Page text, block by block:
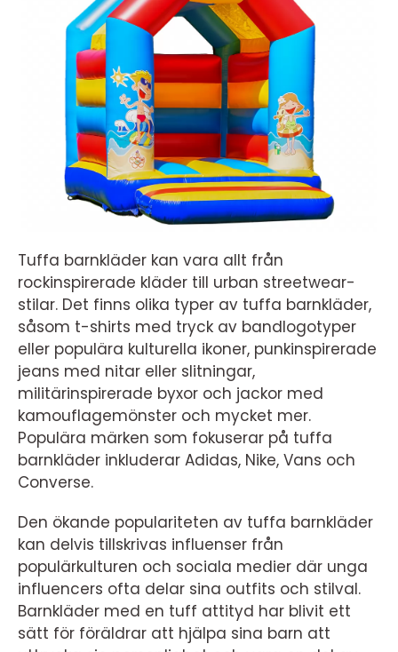
Tuffa barnkläder kan vara allt från
rockinspirerade kläder till urban streetwear-
stilar. Det finns olika typer av tuffa barnkläder,
såsom t-shirts med tryck av bandlogotyper
eller populära kulturella ikoner, punkinspirerade
jeans med nitar eller slitningar,
militärinspirerade byxor och jackor med
kamouflagemönster och mycket mer.
Populära märken som fokuserar på tuffa
barnkläder inkluderar Adidas, Nike, Vans och
Converse.
Den ökande populariteten av tuffa barnkläder
kan delvis tillskrivas influenser från
populärkulturen och sociala medier där unga
influencers ofta delar sina outfits och stilval.
Barnkläder med en tuff attityd har blivit ett
sätt för föräldrar att hjälpa sina barn att